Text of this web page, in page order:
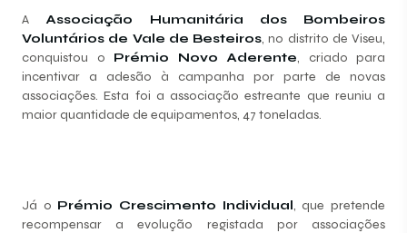
A Associação Humanitária dos Bombeiros
Voluntários de Vale de Besteiros, no distrito de Viseu,
conquistou o Prémio Novo Aderente, criado para
incentivar a adesão à campanha por parte de novas
associações. Esta foi a associação estreante que reuniu a
maior quantidade de equipamentos, 47 toneladas.
Já o Prémio Crescimento Individual, que pretende
recompensar a evolução registada por associações